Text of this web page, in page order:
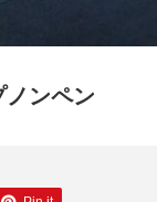
ンペン